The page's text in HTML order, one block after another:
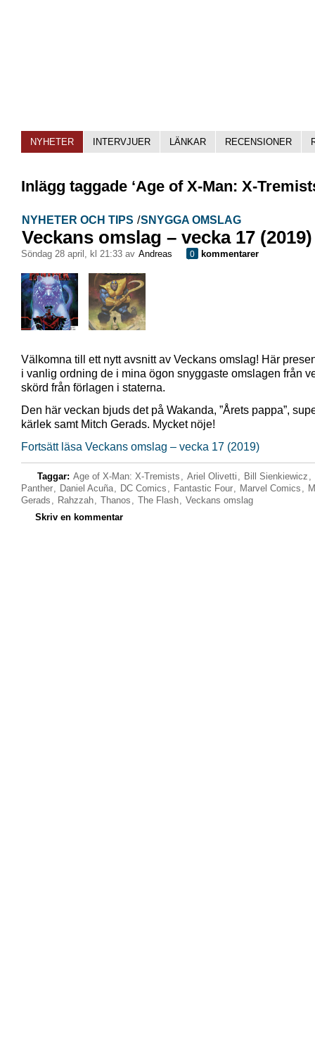
NYHETER INTERVJUER LÄNKAR RECENSIONER
Inlägg taggade ‘Age of X-Man: X-
NYHETER OCH TIPS /SNYGGA OMSLAG
Veckans omslag – vecka 17 (2019)
söndag 28 april, kl 21:33 av Andreas 0 kommentarer
Välkomna till ett nytt avsnitt av Veckans omslag! Här
i vanlig ordning de i mina ögon snyggaste omslagen från
skörd från förlagen i staterna.
Den här veckan bjuds det på Wakanda, ”Årets pappa”,
kärlek samt Mitch Gerads. Mycket nöje!
Fortsätt läsa Veckans omslag – vecka 17 (2019)
Taggar: Age of X-Man: X-Tremists , Ariel Olivetti , Bill Sienkiewicz ,
Panther, Daniel Acuña, DC Comics , Fantastic Four, Marvel Comics ,
Gerads , Rahzzah, Thanos , The Flash, Veckans omslag
Skriv en kommentar